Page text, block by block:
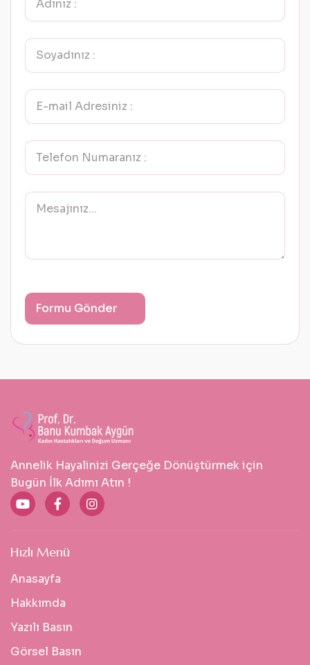
Annelik Hayalinizi Gerçeğe Dönüştürmek için
Bugün İlk Adımı Atın !
Hızlı Menü
Anasayfa
Hakkımda
Yazılı Basın
Görsel Basın